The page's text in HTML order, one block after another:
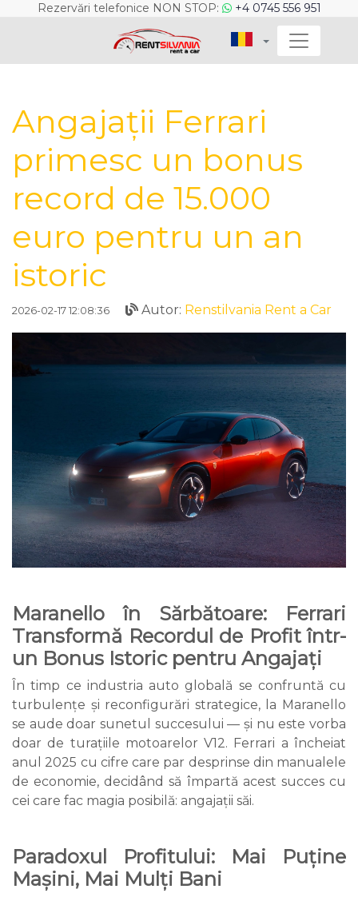
Rezervări telefonice NON STOP: +4 0745 556 951
Angajații Ferrari
primesc un bonus
record de 15.000
euro pentru un an
istoric
2026-02-17 12:08:36 Autor: Renstilvania Rent a Car
Maranello în Sărbătoare: Ferrari
Transformă Recordul de Profit într-
un Bonus Istoric pentru Angajați
În timp ce industria auto globală se confruntă cu
turbulențe și reconfigurări strategice, la Maranello
se aude doar sunetul succesului — și nu este vorba
doar de turațiile motoarelor V12. Ferrari a încheiat
anul 2025 cu cifre care par desprinse din manualele
de economie, decidând să împartă acest succes cu
cei care fac magia posibilă: angajații săi.
Paradoxul Profitului: Mai Puține
Mașini, Mai Mulți Bani